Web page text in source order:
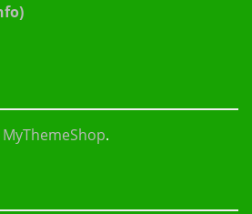
MyThemeShop.